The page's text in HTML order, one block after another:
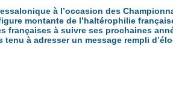
à l’occasion des
montante de l’haltérophilie
françaises à suivre ses prochaines
tenu à adresser un message rempli